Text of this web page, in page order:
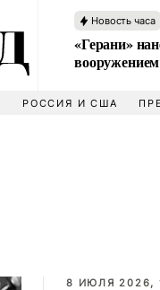
Новость часа
«Герани»
РОССИЯ И США
8 ИЮЛЯ 2026,